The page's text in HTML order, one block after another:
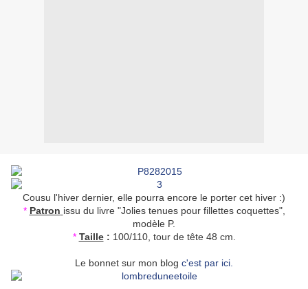
Cousu l'hiver dernier, elle pourra encore le porter cet hiver :)
* Patron issu du livre "Jolies tenues pour fillettes coquettes",
modèle P.
* Taille: 100/110, tour de tête 48 cm.
Le bonnet sur mon blog c'est par ici.